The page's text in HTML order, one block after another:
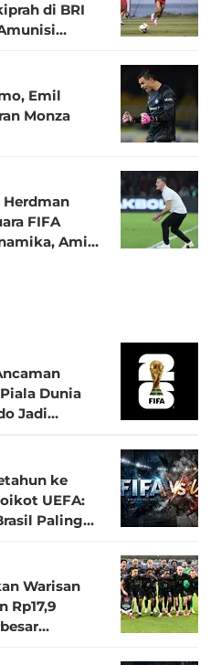
di BRI
Emil
Monza
FIFA
Amit-
Dunia
Jadi
ke
UEFA:
Paling
Warisan
Rp17,9